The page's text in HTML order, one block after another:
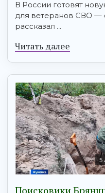
В России готовят
для ветеранов СВО —
рассказал ...
Читать далее
5